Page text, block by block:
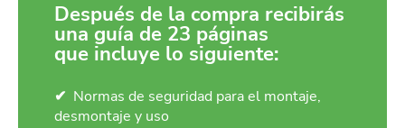
Después de la compra recibirás
una guía de 23 páginas
que incluye lo siguiente:
Normas de seguridad para el montaje,
desmontaje y uso